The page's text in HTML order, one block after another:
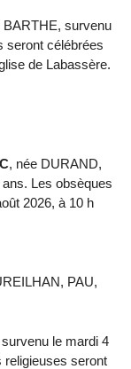
BARTHE, survenu
seront célébrées
de Labassère.
, née DURAND,
Les obsèques
2026, à 10 h
PAU,
survenu le mardi 4
religieuses seront